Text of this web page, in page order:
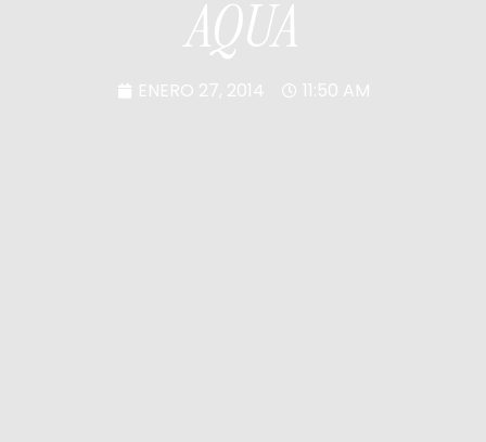
AQUA
ENERO 27, 2014 11:50 AM